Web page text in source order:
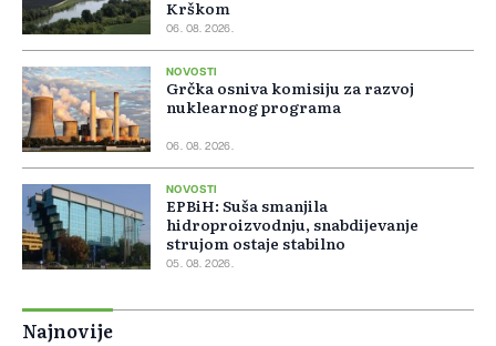
Krškom
06. 08. 2026.
NOVOSTI
Grčka osniva komisiju za razvoj
nuklearnog programa
06. 08. 2026.
NOVOSTI
EPBiH: Suša smanjila
hidroproizvodnju, snabdijevanje
strujom ostaje stabilno
05. 08. 2026.
Najnovije